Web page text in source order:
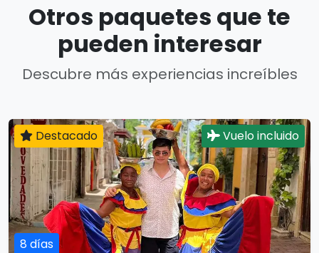
Otros paquetes que te
pueden interesar
Descubre más experiencias increíbles
8 días
Destacado Vuelo incluido